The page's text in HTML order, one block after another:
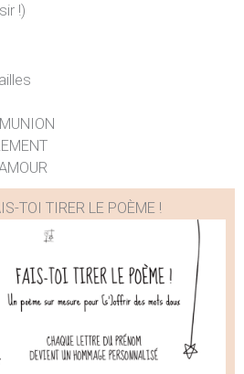
!)
TOI TIRER LE POÈME !